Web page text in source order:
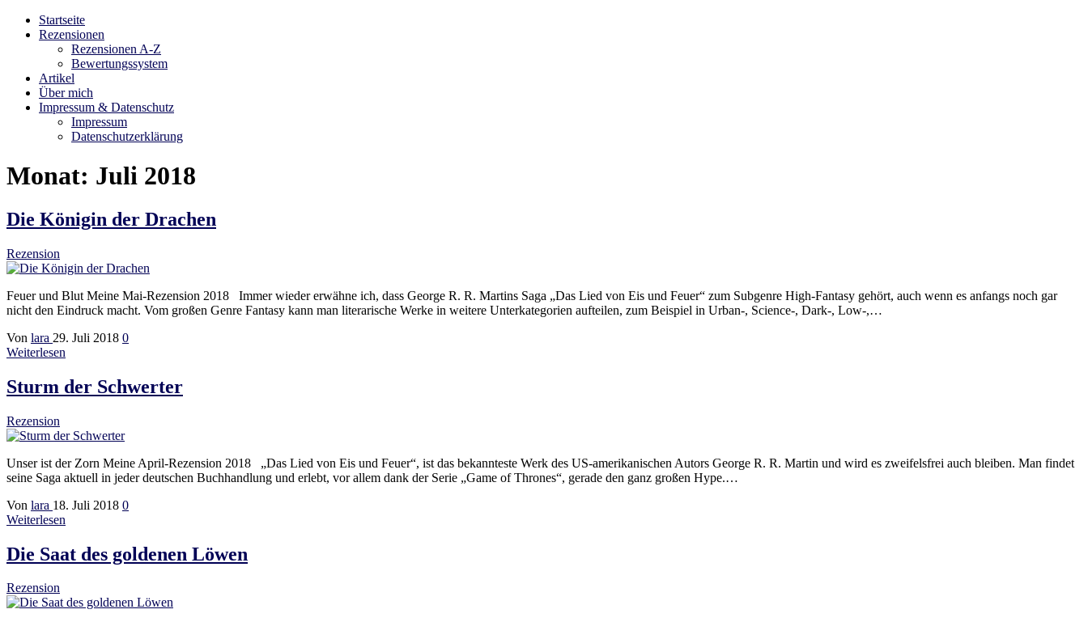
Bibliophilara
Möge die Liebe zu Büchern niemals enden
Startseite
Rezensionen
Rezensionen A-Z
Bewertungssystem
Artikel
Über mich
Impressum & Datenschutz
Impressum
Datenschutzerklärung
Monat: Juli 2018
Die Königin der Drachen
Rezension
Feuer und Blut Meine Mai-Rezension 2018 Immer wieder erwähne ich, dass George R. R. Martins Saga „Das Lied von Eis und Feuer“ zum Subgenre High-Fantasy gehört, auch wenn es anfangs noch gar
nicht den Eindruck macht. Vom großen Genre Fantasy kann man literarische Werke in weitere Unterkategorien aufteilen, zum Beispiel in Urban-, Science-, Dark-, Low-,…
Von lara 29. Juli 2018 0
Weiterlesen
Sturm der Schwerter
Rezension
Unser ist der Zorn Meine April-Rezension 2018 „Das Lied von Eis und Feuer“, ist das bekannteste Werk des US-amerikanischen Autors George R. R. Martin und wird es zweifelsfrei auch bleiben. Man findet
seine Saga aktuell in jeder deutschen Buchhandlung und erlebt, vor allem dank der Serie „Game of Thrones“, gerade den ganz großen Hype.…
Von lara 18. Juli 2018 0
Weiterlesen
Die Saat des goldenen Löwen
Rezension